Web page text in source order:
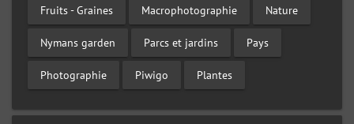
Fruits - Graines Macrophotographie Nature
Nymans garden Parcs et jardins Pays
Photographie Piwigo Plantes